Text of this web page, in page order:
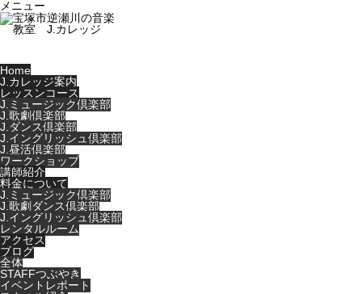
メニュー
Home
J.カレッジ案内
レッスンコース
J.ミュージック倶楽部
J.歌劇倶楽部
J.ダンス倶楽部
J.イングリッシュ倶楽部
J.昼活倶楽部
ワークショップ
講師紹介
料金について
J.ミュージック倶楽部
J.歌劇ダンス倶楽部
J.イングリッシュ倶楽部
レンタルルーム
アクセス
ブログ
全体
STAFFつぶやき
イベントレポート